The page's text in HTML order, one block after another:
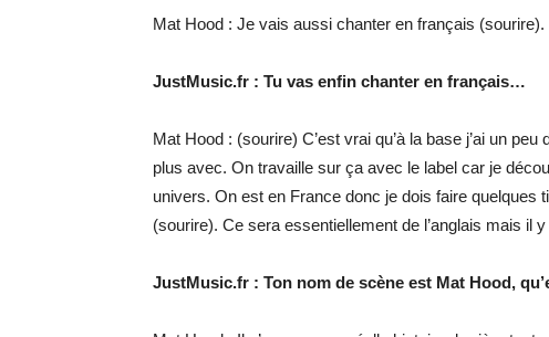
Mat Hood : Je vais aussi chanter en français (sourire).
JustMusic.fr : Tu vas enfin chanter en français…
Mat Hood : (sourire) C’est vrai qu’à la base j’ai un
plus avec. On travaille sur ça avec le label car je
univers. On est en France donc je dois faire
(sourire). Ce sera essentiellement de l’anglais mais il
JustMusic.fr : Ton nom de scène est Mat Hood,